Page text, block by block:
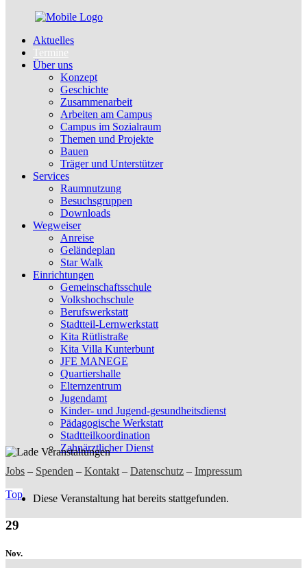
Aktuelles
Termine
Über uns
Konzept
Geschichte
Zusammenarbeit
Arbeiten am Campus
Campus im Sozialraum
Themen und Projekte
Bauen
Träger und Unterstützer
Services
Raumnutzung
Besuchsgruppen
Downloads
Wegweiser
Anreise
Geländeplan
Star Walk
Einrichtungen
Gemeinschaftsschule
Volkshochschule
Berufswerkstatt
Stadtteil-Lernwerkstatt
Kita Rütlistraße
Kita Villa Kunterbunt
JFE MANEGE
Quartiershalle
Elternzentrum
Jugendamt
Kinder- und Jugend-gesundheitsdienst
Pädagogische Werkstatt
Stadtteilkoordination
Zahnärztlicher Dienst
Jobs – Spenden – Kontakt – Datenschutz – Impressum
Top
Diese Veranstaltung hat bereits stattgefunden.
29
Nov.